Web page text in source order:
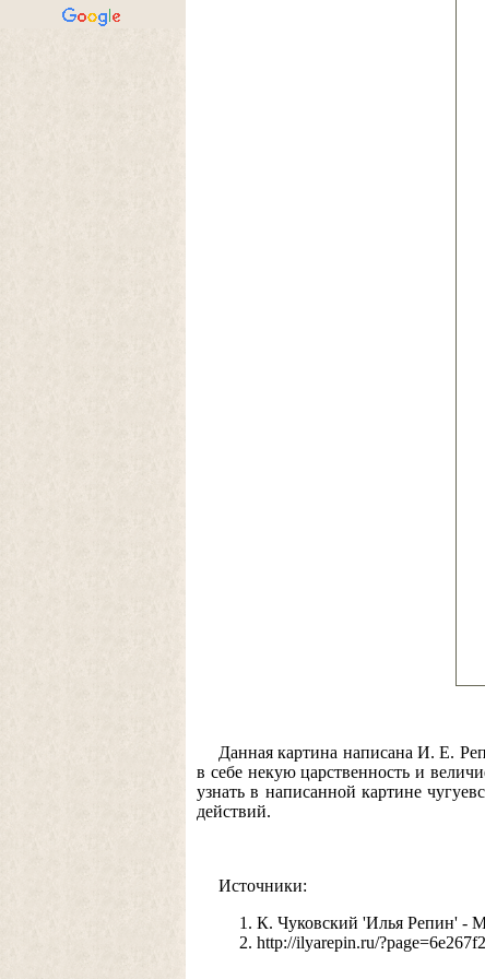
Данная картина написана И. Е.
в себе некую царственность и
узнать в написанной картине
действий.
Источники:
К. Чуковский 'Илья Репин' -
http://ilyarepin.ru/